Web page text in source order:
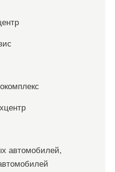
автомобилей,